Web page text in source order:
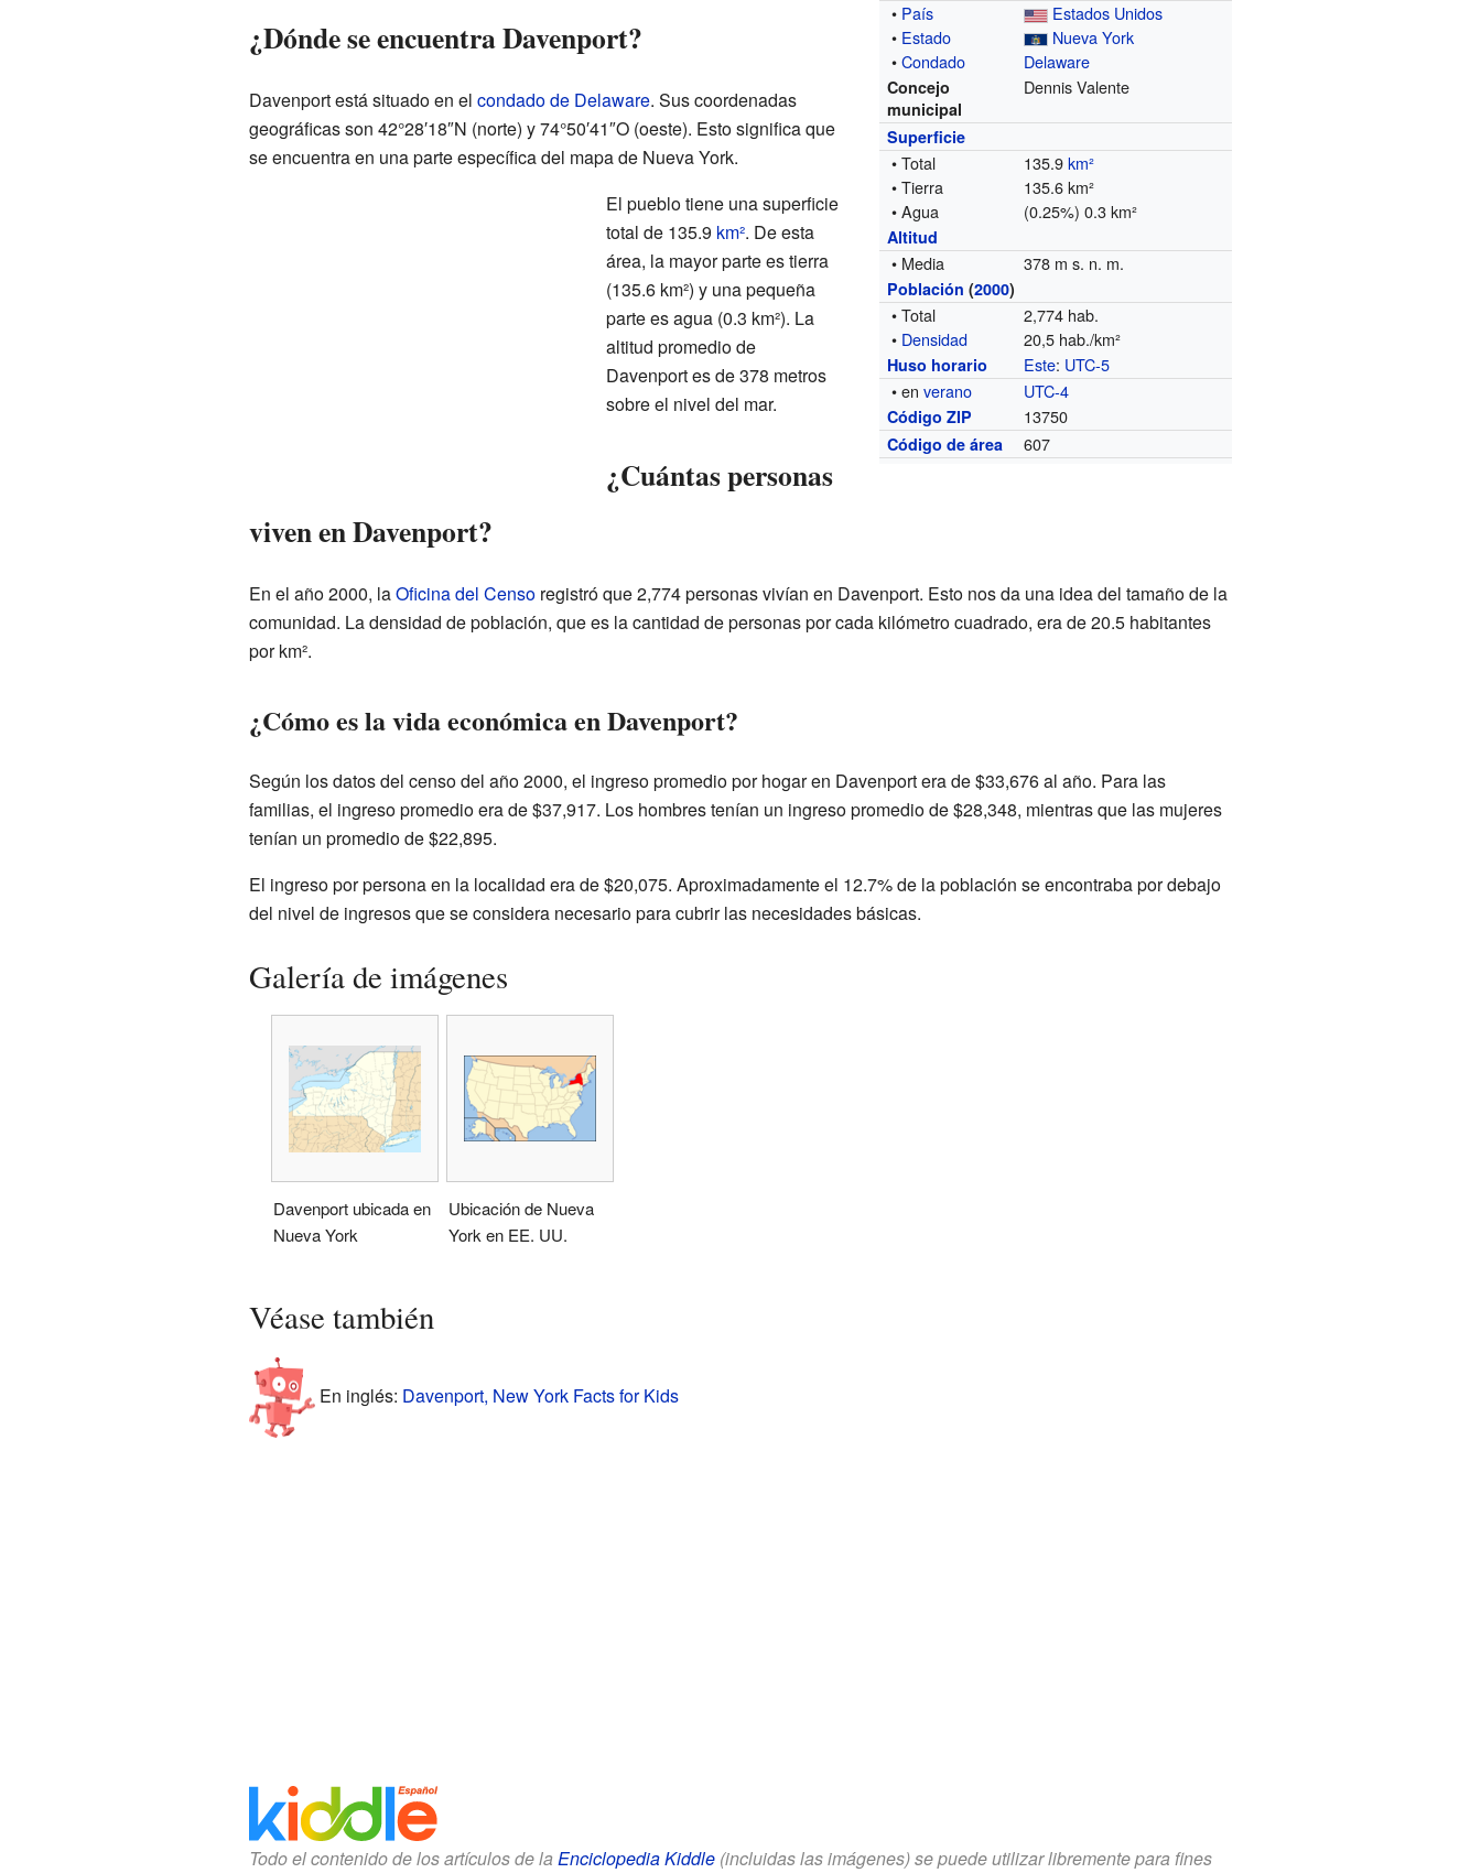
• País
Estados Unidos
• Estado
Nueva York
•Condado Delaware
Concejo
municipal
Dennis Valente
Superficie
• Total 135.9km²
• Tierra
135.6 km²
• Agua
(0.25%) 0.3 km²
Altitud
• Media 378 m s. n. m.
Población (2000)
• Total
2,774 hab.
• Densidad 20,5 hab./km²
Huso horario Este: UTC-5
• enverano UTC-4
Código ZIP 13750
Código de área 607
¿Dónde se encuentra Davenport?
Davenport está situado en el condado de Delaware. Sus coordenadas
geográficas son 42°28′18″N (norte) y 74°50′41″O (oeste). Esto significa que
se encuentra en una parte específica del mapa de Nueva York.
El pueblo tiene una superficie
total de 135.9 km². De esta
área, la mayor parte es tierra
(135.6 km²) y una pequeña
parte es agua (0.3 km²). La
altitud promedio de
Davenport es de 378 metros
sobre el nivel del mar.
¿Cuántas personas
viven en Davenport?
En el año 2000, laOficina del Censoregistró que 2,774 personas vivían en Davenport. Esto nos da una idea del tamaño de la
comunidad. La densidad de población, que es la cantidad de personas por cada kilómetro cuadrado, era de 20.5 habitantes
por km².
¿Cómo es la vida económica en Davenport?
Según los datos del censo del año 2000, el ingreso promedio por hogar en Davenport era de $33,676 al año. Para las
familias, el ingreso promedio era de $37,917. Los hombres tenían un ingreso promedio de $28,348, mientras que las mujeres
tenían un promedio de $22,895.
El ingreso por persona en la localidad era de $20,075. Aproximadamente el 12.7% de la población se encontraba por debajo
del nivel de ingresos que se considera necesario para cubrir las necesidades básicas.
Galería de imágenes
Davenport ubicada en
Nueva York
Ubicación de Nueva
York en EE. UU.
Véase también
En inglés: Davenport, New York Facts for Kids
Todo el contenido de los artículos de la Enciclopedia Kiddle(incluidas las imágenes) se puede utilizar libremente para fines